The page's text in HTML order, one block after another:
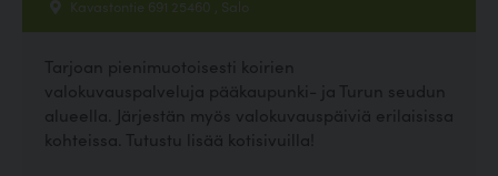
Kavastontie 691 25460 , Salo
Tarjoan pienimuotoisesti koirien
valokuvauspalveluja pääkaupunki- ja Turun seudun
alueella. Järjestän myös valokuvauspäiviä erilaisissa
kohteissa. Tutustu lisää kotisivuilla!